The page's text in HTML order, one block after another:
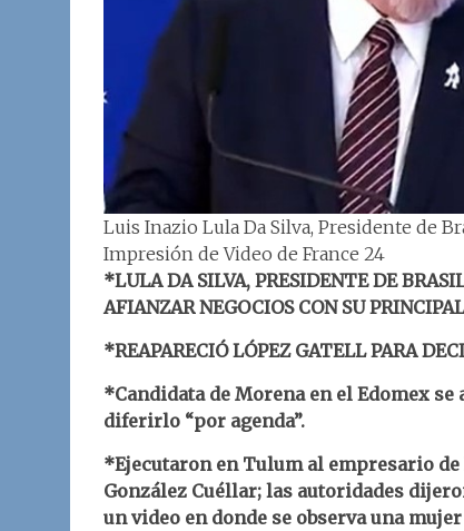
Luis Inazio Lula Da Silva, Presidente de
Impresión de Video de France 24
*LULA DA SILVA, PRESIDENTE DE
AFIANZAR NEGOCIOS CON SU
*REAPARECIÓ LÓPEZ GATELL PARA
*Candidata de Morena en el Edomex
diferirlo “por agenda”.
*Ejecutaron en Tulum al empresario de
González Cuéllar; las autoridades
un video en donde se observa una